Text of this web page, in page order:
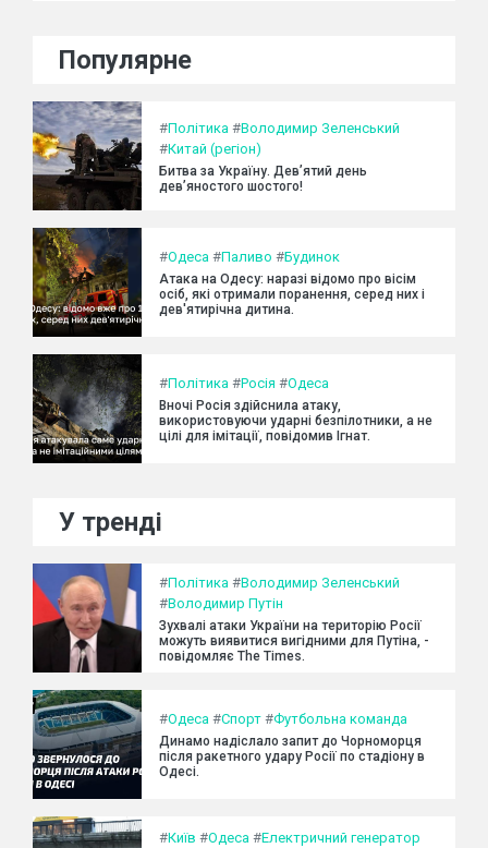
Популярне
#Політика #Володимир Зеленський
#Китай (регіон)
Битва за Україну. Дев’ятий день
дев’яностого шостого!
#Одеса #Паливо #Будинок
Атака на Одесу: наразі відомо про вісім
осіб, які отримали поранення, серед них і
дев'ятирічна дитина.
#Політика #Росія #Одеса
Вночі Росія здійснила атаку,
використовуючи ударні безпілотники, а не
цілі для імітації, повідомив Ігнат.
У тренді
#Політика #Володимир Зеленський
#Володимир Путін
Зухвалі атаки України на територію Росії
можуть виявитися вигідними для Путіна, -
повідомляє The Times.
#Одеса #Спорт #Футбольна команда
Динамо надіслало запит до Чорноморця
після ракетного удару Росії по стадіону в
Одесі.
#Київ #Одеса #Електричний генератор